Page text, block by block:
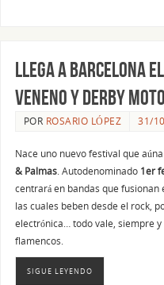
Llega a Barcelona el
Veneno y Derby
POR ROSARIO LÓPEZ 31/
Nace uno nuevo festival que
& Palmas. Autodenominado 1er
centrará en bandas que fusionan
las cuales beben desde el rock,
electrónica… todo vale, siempre
flamencos.
SIGUE LEYENDO